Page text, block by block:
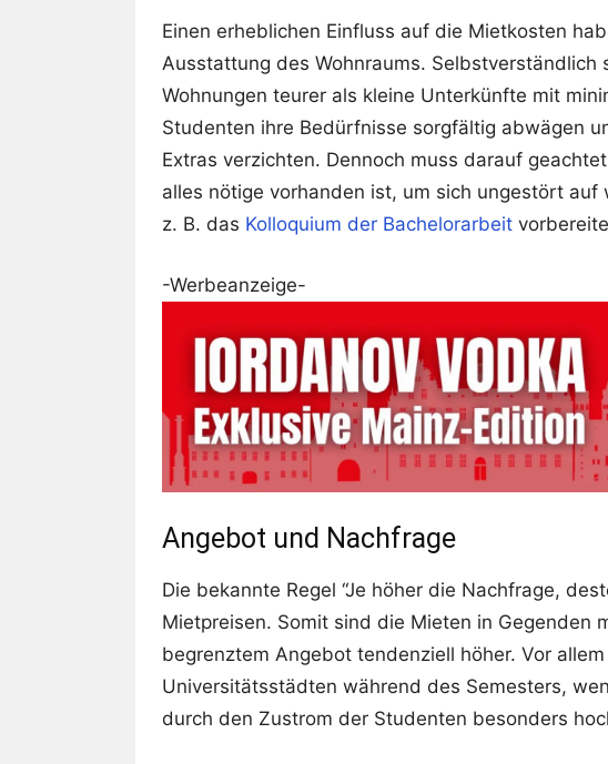
Einen erheblichen Einfluss auf die Mietkosten
Ausstattung des Wohnraums.
Wohnungen teurer als kleine Unterkünfte mit
Studenten ihre Bedürfnisse sorgfältig abwägen
Extras verzichten. Dennoch muss darauf
alles nötige vorhanden ist, um sich ungestört
z. B. das Kolloquium der Bachelorarbeit
-Werbeanzeige-
Angebot und Nachfrage
Die bekannte Regel “Je höher die Nachfrage,
Mietpreisen. Somit sind die Mieten in Gegenden
begrenztem Angebot tendenziell höher. Vor
Universitätsstädten während des Semesters,
durch den Zustrom der Studenten besonders